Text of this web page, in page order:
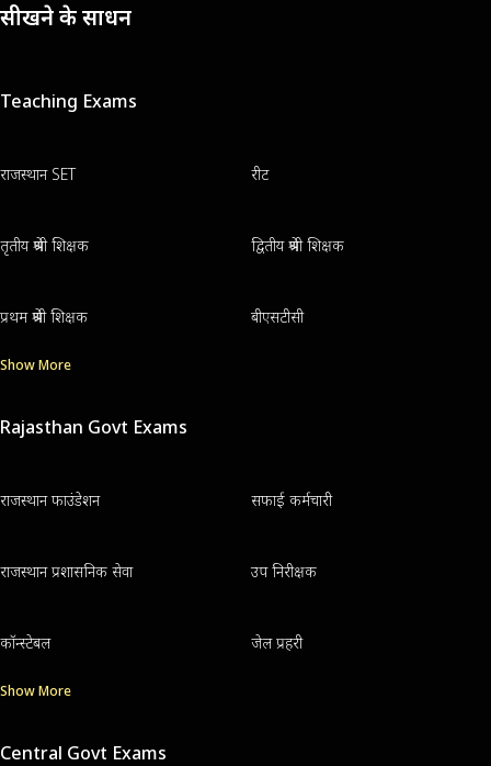
सीखने के साधन
Teaching Exams
राजस्थान SET रीट
तृतीय श्रेणी शिक्षक द्वितीय श्रेणी शिक्षक
प्रथम श्रेणी शिक्षक बीएसटीसी
Show More
Rajasthan Govt Exams
राजस्थान फाउंडेशन सफाई कर्मचारी
राजस्थान प्रशासनिक सेवा उप निरीक्षक
कॉन्स्टेबल जेल प्रहरी
Show More
Central Govt Exams